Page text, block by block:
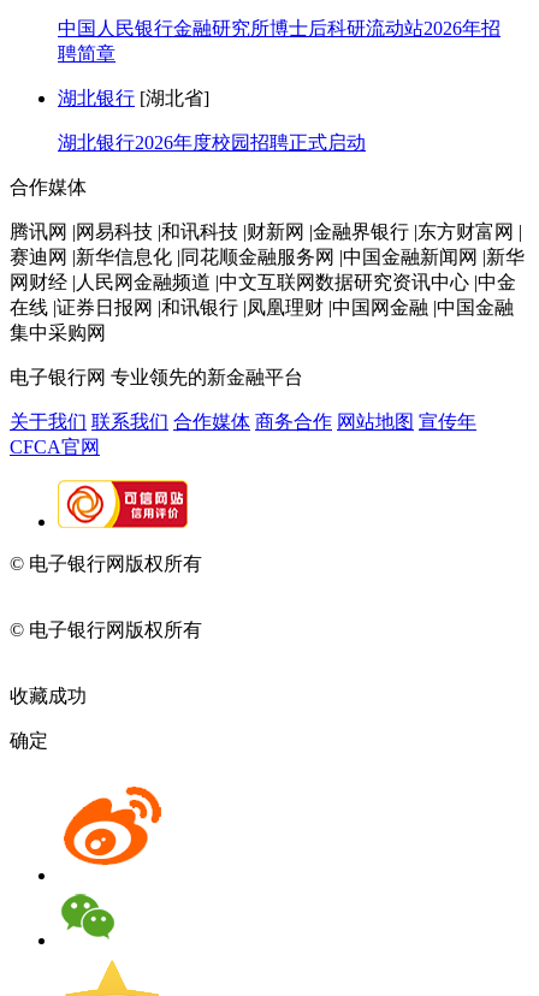
中国人民银行金融研究所博士后科研流动站2026年招
聘简章
湖北银行 [湖北省]
湖北银行2026年度校园招聘正式启动
合作媒体
腾讯网 |网易科技 |和讯科技 |财新网 |金融界银行 |东方财富网 |
赛迪网 |新华信息化 |同花顺金融服务网 |中国金融新闻网 |新华
网财经 |人民网金融频道 |中文互联网数据研究资讯中心 |中金
在线 |证券日报网 |和讯银行 |凤凰理财 |中国网金融 |中国金融
集中采购网
电子银行网 专业领先的新金融平台
关于我们 联系我们 合作媒体 商务合作 网站地图 宣传年
CFCA官网
© 电子银行网版权所有
© 电子银行网版权所有
收藏成功
确定